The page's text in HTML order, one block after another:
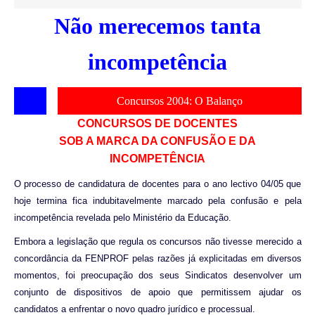
Não merecemos tanta
incompetência
Concursos 2004: O Balanço
CONCURSOS DE DOCENTES
SOB A MARCA DA CONFUSÃO E DA
INCOMPETÊNCIA
O processo de candidatura de docentes para o ano lectivo 04/05 que
hoje termina fica indubitavelmente marcado pela confusão e pela
incompetência revelada pelo Ministério da Educação.
Embora a legislação que regula os concursos não tivesse merecido a
concordância da FENPROF pelas razões já explicitadas em diversos
momentos, foi preocupação dos seus Sindicatos desenvolver um
conjunto de dispositivos de apoio que permitissem ajudar os
candidatos a enfrentar o novo quadro jurídico e processual.